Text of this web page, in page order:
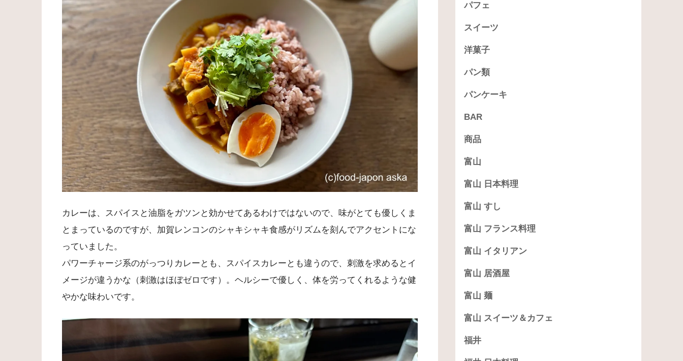
カレーは、スパイスと油脂をガツンと効かせてあるわけではないので、味がとても優しくま
とまっているのですが、加賀レンコンのシャキシャキ食感がリズムを刻んでアクセントにな
っていました。
パワーチャージ系のがっつりカレーとも、スパイスカレーとも違うので、刺激を求めるとイ
メージが違うかな（刺激はほぼゼロです）。ヘルシーで優しく、体を労ってくれるような健
やかな味わいです。
パフェ
スイーツ
洋菓子
パン類
パンケーキ
BAR
商品
富山
富山 日本料理
富山 すし
富山 フランス料理
富山 イタリアン
富山 居酒屋
富山 麺
富山 スイーツ＆カフェ
福井